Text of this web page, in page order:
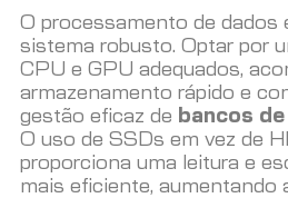
O processamento de dados
sistema robusto. Optar por
CPU e GPU adequados,
armazenamento rápido e
gestão eficaz de bancos
O uso de SSDs em vez de
proporciona uma leitura e
mais eficiente, aumentando